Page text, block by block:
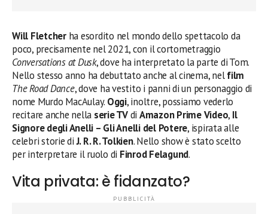
Will Fletcherha esordito nel mondo dello spettacolo da
poco, precisamente nel 2021, con il cortometraggio
Conversations at Dusk, dove ha interpretato la parte di Tom.
Nello stesso anno ha debuttato anche al cinema, nelfilm
The Road Dance, dove ha vestito i panni di un personaggio di
nome Murdo MacAulay. Oggi, inoltre, possiamo vederlo
recitare anche nella serie TVdi Amazon Prime Video, Il
Signore degli Anelli – Gli Anelli del Potere, ispirata alle
celebri storie diJ. R. R. Tolkien. Nello show è stato scelto
per interpretare il ruolo di Finrod Felagund.
Vita privata: è fidanzato?